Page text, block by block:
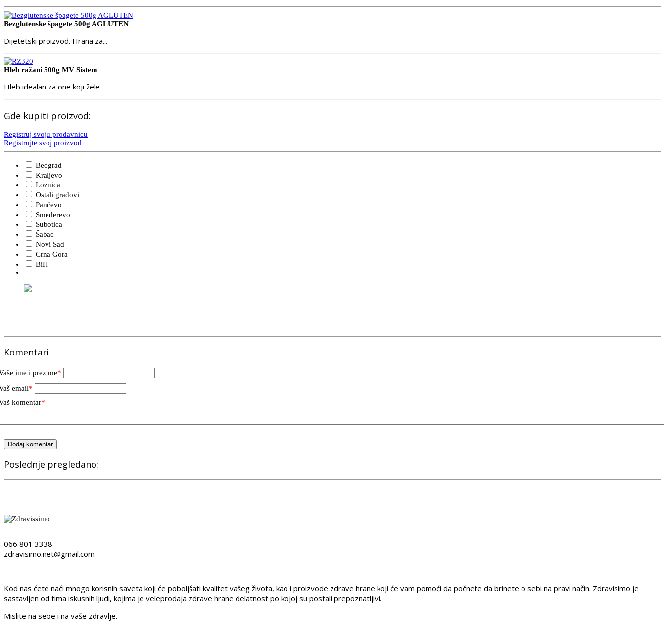
Bezglutenske špagete 500g AGLUTEN
Dijetetski proizvod. Hrana za...
Hleb ražani 500g MV Sistem
Hleb idealan za one koji žele...
Gde kupiti proizvod:
Registruj svoju prodavnicu
Registrujte svoj proizvod
Beograd
Kraljevo
Loznica
Ostali gradovi
Pančevo
Smederevo
Subotica
Šabac
Novi Sad
Crna Gora
BiH
Komentari
ime i prezime*
email*
komentar*
Dodaj komentar
Poslednje pregledano:
066 801 3338
zdravisimo.net@gmail.com
Kod nas ćete naći mnogo korisnih saveta koji će poboljšati kvalitet vašeg života, kao i proizvode zdrave hrane koji će vam pomoći da počnete da brinete o sebi na pravi način. Zdravisimo je
sastavljen od tima iskusnih ljudi, kojima je veleprodaja zdrave hrane delatnost po kojoj su postali prepoznatljivi.
Mislite na sebe i na vaše zdravlje.